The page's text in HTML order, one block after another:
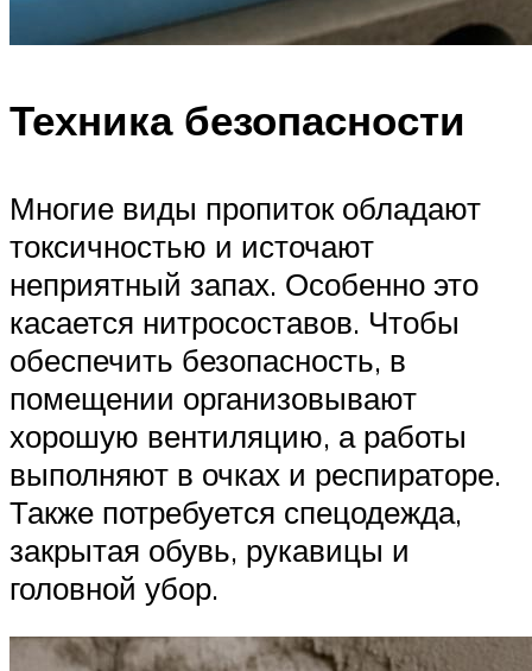
Техника безопасности
Многие виды пропиток обладают
токсичностью и источают
неприятный запах. Особенно это
касается нитросоставов. Чтобы
обеспечить безопасность, в
помещении организовывают
хорошую вентиляцию, а работы
выполняют в очках и респираторе.
Также потребуется спецодежда,
закрытая обувь, рукавицы и
головной убор.